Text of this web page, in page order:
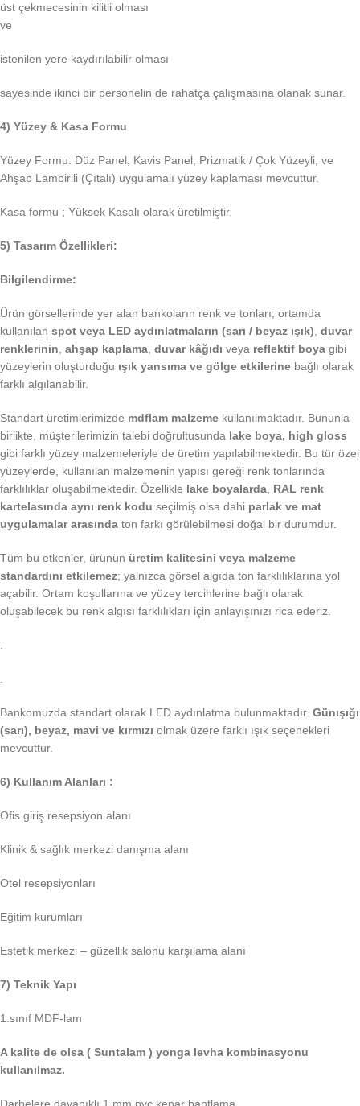
üst çekmecesinin kilitli olması
ve
istenilen yere kaydırılabilir olması
sayesinde ikinci bir personelin de rahatça çalışmasına olanak sunar.
4) Yüzey & Kasa Formu
Yüzey Formu: Düz Panel, Kavis Panel, Prizmatik / Çok Yüzeyli, ve
Ahşap Lambirili (Çıtalı) uygulamalı yüzey kaplaması mevcuttur.
Kasa formu ; Yüksek Kasalı olarak üretilmiştir.
5) Tasarım Özellikleri:
Bilgilendirme:
Ürün görsellerinde yer alan bankoların renk ve tonları; ortamda
kullanılan spot veya LED aydınlatmaların (sarı / beyaz ışık) duvar
renklerinin ahşap kaplama duvar kâğıdı veya reflektif boya gibi
yüzeylerin oluşturduğu ışık yansıma ve gölge etkilerine bağlı olarak
farklı algılanabilir.
Standart üretimlerimizde mdflam malzeme kullanılmaktadır. Bununla
birlikte, müşterilerimizin talebi doğrultusunda lake boya, high gloss
gibi farklı yüzey malzemeleriyle de üretim yapılabilmektedir. Bu tür özel
yüzeylerde, kullanılan malzemenin yapısı gereği renk tonlarında
farklılıklar oluşabilmektedir. Özellikle lake boyalarda RAL renk
kartelasında aynı renk kodu seçilmiş olsa dahi parlak ve mat
uygulamalar arasında ton farkı görülebilmesi doğal bir durumdur.
Tüm bu etkenler, ürünün üretim kalitesini veya malzeme
standardını etkilemez; yalnızca görsel algıda ton farklılıklarına yol
açabilir. Ortam koşullarına ve yüzey tercihlerine bağlı olarak
oluşabilecek bu renk algısı farklılıkları için anlayışınızı rica ederiz.
Bankomuzda standart olarak LED aydınlatma bulunmaktadır. Günışığı
(sarı), beyaz, mavi ve kırmızı olmak üzere farklı ışık seçenekleri
mevcuttur.
6) Kullanım Alanları :
Ofis giriş resepsiyon alanı
Klinik & sağlık merkezi danışma alanı
Otel resepsiyonları
Eğitim kurumları
Estetik merkezi – güzellik salonu karşılama alanı
7) Teknik Yapı
1.sınıf MDF-lam
A kalite de olsa ( Suntalam ) yonga levha kombinasyonu
kullanılmaz.